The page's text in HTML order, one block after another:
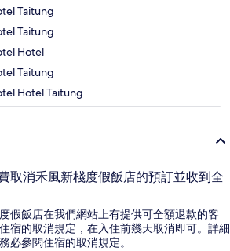
Taitung
Taitung
Hotel
Taitung
Hotel Taitung
取消禾風新棧度假飯店的預訂並收到全
假飯店在我們網站上有提供可全額退款的客
宿的取消規定，在入住前幾天取消即可。詳細
必參閱住宿的取消規定。